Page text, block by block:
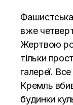
вже
Жертвою
тільки
галереї.
Кремль
будинки